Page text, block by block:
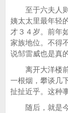
至于六夫人则
姨太太里最年轻
才３４岁。前年
家族地位。不得
说邹雷威也是真
离开大洋楼前
一根烟，攀谈几
扯扯近乎。这种
随后，就是今